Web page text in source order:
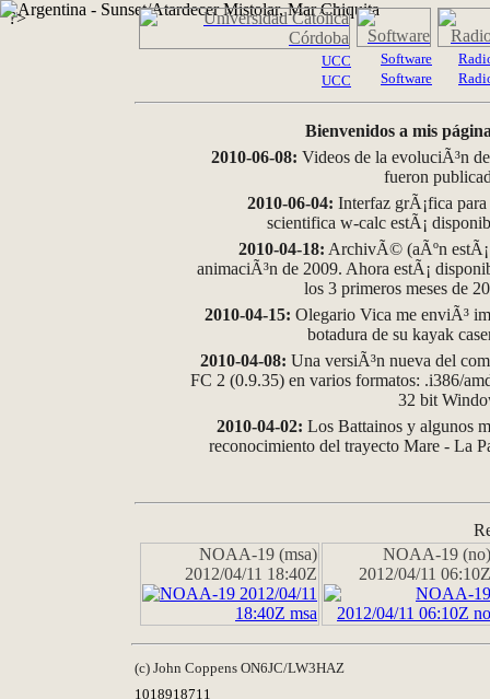
?>
UCC
UCC
Software
Software
Bienvenidos a mis
2010-06-08: Videos de la evoluciÃ³n
fueron
2010-06-04: Interfaz grÃ¡fica
scientifica w-calc estÃ¡
2010-04-18: ArchivÃ© (aÃºn
animaciÃ³n de 2009. Ahora estÃ¡
los 3 primeros meses de
2010-04-15: Olegario Vica me enviÃ³
botadura de su kayak
2010-04-08: Una versiÃ³n nueva del
FC 2 (0.9.35) en varios formatos: .i386/
32 bit
2010-04-02: Los Battainos y algunos
reconocimiento del trayecto Mare - La
NOAA-19 (msa)
2012/04/11 18:40Z
NOAA-19 (no)
2012/04/11 06:10Z
(c) John Coppens ON6JC/LW3HAZ
1018918711